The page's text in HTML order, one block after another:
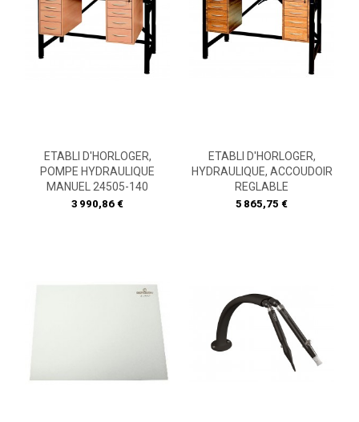
ETABLI D'HORLOGER,
POMPE HYDRAULIQUE
MANUEL 24505-140
Prix
3 990,86 €
ETABLI D'HORLOGER,
HYDRAULIQUE, ACCOUDOIR
REGLABLE
Prix
5 865,75 €